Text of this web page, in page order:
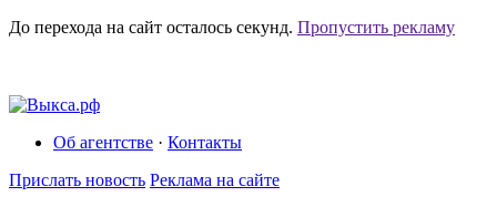
До перехода на сайт осталось секунд. Пропустить рекламу
Об агентстве · Контакты
Прислать новость Реклама на сайте